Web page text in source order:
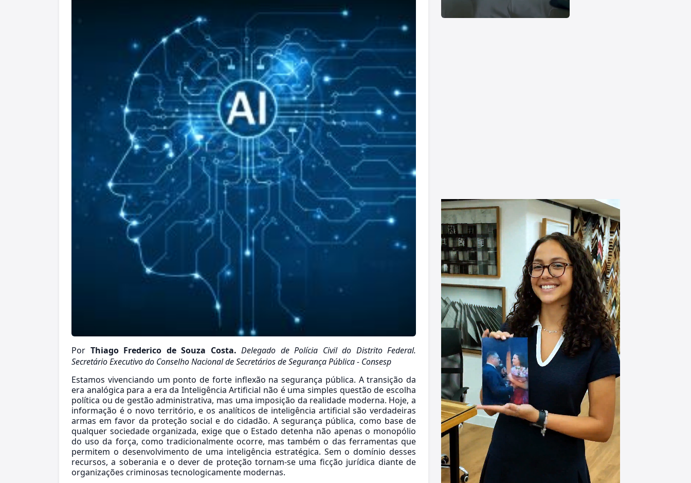
Por Thiago Frederico de Souza Costa. Delegado de Polícia Civil do Distrito Federal.
Secretário Executivo do Conselho Nacional de Secretários de Segurança Pública - Consesp
Estamos vivenciando um ponto de forte inflexão na segurança pública. A transição da
era analógica para a era da Inteligência Artificial não é uma simples questão de escolha
política ou de gestão administrativa, mas uma imposição da realidade moderna. Hoje, a
informação é o novo território, e os analíticos de inteligência artificial são verdadeiras
armas em favor da proteção social e do cidadão. A segurança pública, como base de
qualquer sociedade organizada, exige que o Estado detenha não apenas o monopólio
do uso da força, como tradicionalmente ocorre, mas também o das ferramentas que
permitem o desenvolvimento de uma inteligência estratégica. Sem o domínio desses
recursos, a soberania e o dever de proteção tornam-se uma ficção jurídica diante de
organizações criminosas tecnologicamente modernas.